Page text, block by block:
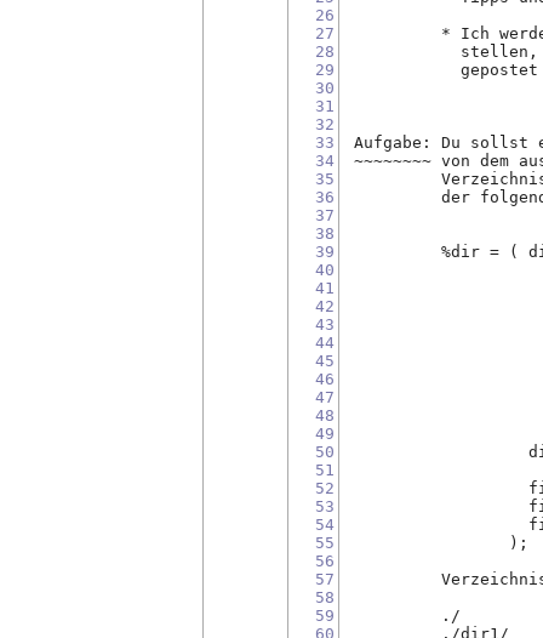
26
27
28
29
30
31
32
33
34
35
36
37
38
39
40
41
42
43
44
45
46
47
48
49
50
51
52
53
54
55
56
57
58
59
60
* Ich
Aufgabe: Du sollst
~~~~~~~~ von dem
der
%dir = (
                 );
          ./
          ./dir1/